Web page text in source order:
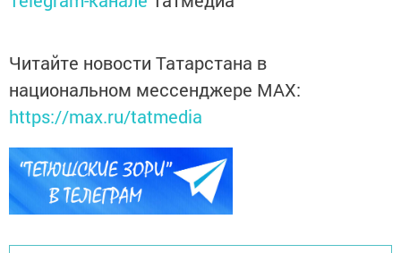
Читайте новости Татарстана в
национальном мессенджере MАХ:
https://max.ru/tatmedia